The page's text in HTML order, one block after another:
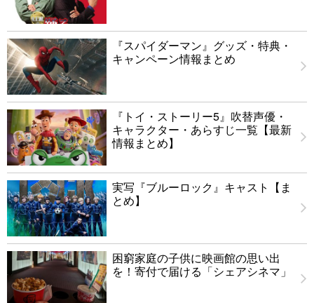
『スパイダーマン』グッズ・特典・
キャンペーン情報まとめ
『トイ・ストーリー5』吹替声優・
キャラクター・あらすじ一覧【最新
情報まとめ】
実写『ブルーロック』キャスト【ま
とめ】
困窮家庭の子供に映画館の思い出
を！寄付で届ける「シェアシネマ」